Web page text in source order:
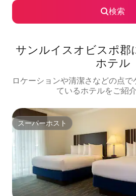
検索
サンルイスオビスポ郡
ホ⁠テ⁠ル
ロケーションや清潔さなどの点
ているホテルをご紹介
スーパーホスト
スーパーホスト